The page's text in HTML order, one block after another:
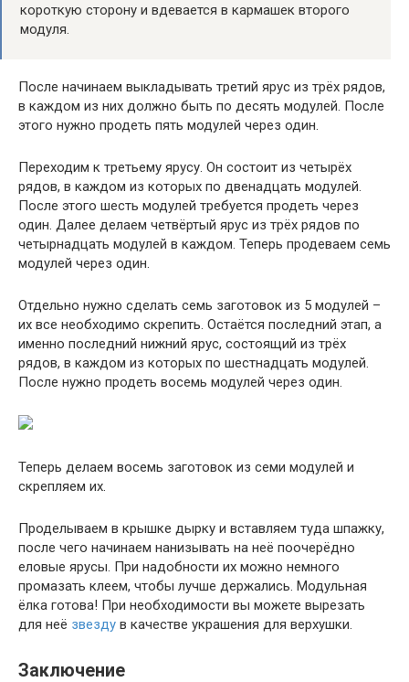
короткую сторону и вдевается в кармашек второго
модуля.
После начинаем выкладывать третий ярус из трёх рядов,
в каждом из них должно быть по десять модулей. После
этого нужно продеть пять модулей через один.
Переходим к третьему ярусу. Он состоит из четырёх
рядов, в каждом из которых по двенадцать модулей.
После этого шесть модулей требуется продеть через
один. Далее делаем четвёртый ярус из трёх рядов по
четырнадцать модулей в каждом. Теперь продеваем семь
модулей через один.
Отдельно нужно сделать семь заготовок из 5 модулей –
их все необходимо скрепить. Остаётся последний этап, а
именно последний нижний ярус, состоящий из трёх
рядов, в каждом из которых по шестнадцать модулей.
После нужно продеть восемь модулей через один.
Теперь делаем восемь заготовок из семи модулей и
скрепляем их.
Проделываем в крышке дырку и вставляем туда шпажку,
после чего начинаем нанизывать на неё поочерёдно
еловые ярусы. При надобности их можно немного
промазать клеем, чтобы лучше держались. Модульная
ёлка готова! При необходимости вы можете вырезать
для неё звезду в качестве украшения для верхушки.
Заключение